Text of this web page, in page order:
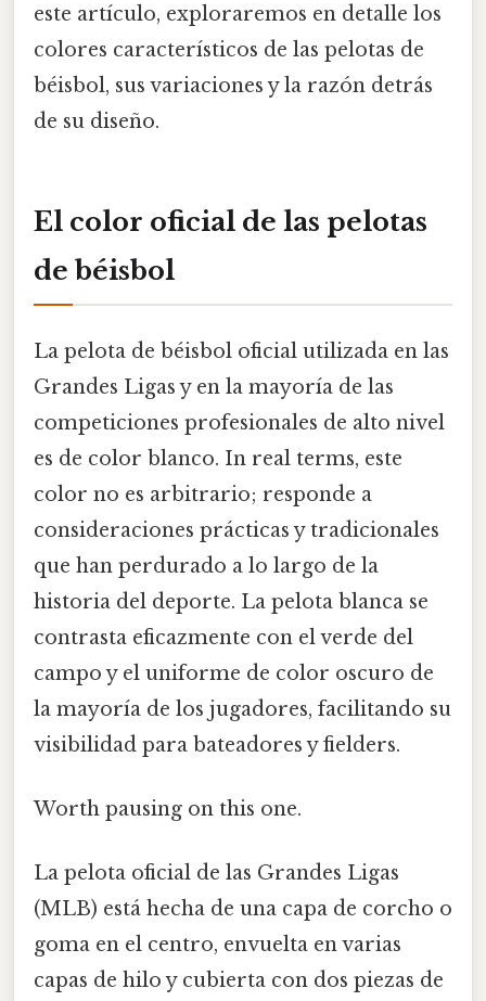
este artículo, exploraremos en detalle los
colores característicos de las pelotas de
béisbol, sus variaciones y la razón detrás
de su diseño.
El color oficial de las pelotas
de béisbol
La pelota de béisbol oficial utilizada en las
Grandes Ligas y en la mayoría de las
competiciones profesionales de alto nivel
es de color blanco. In real terms, este
color no es arbitrario; responde a
consideraciones prácticas y tradicionales
que han perdurado a lo largo de la
historia del deporte. La pelota blanca se
contrasta eficazmente con el verde del
campo y el uniforme de color oscuro de
la mayoría de los jugadores, facilitando su
visibilidad para bateadores y fielders.
Worth pausing on this one.
La pelota oficial de las Grandes Ligas
(MLB) está hecha de una capa de corcho o
goma en el centro, envuelta en varias
capas de hilo y cubierta con dos piezas de